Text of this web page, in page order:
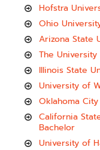
Hofstra
Ohio
Arizona State
The
Illinois State
University of
Oklahoma
California
Bachelor
University of